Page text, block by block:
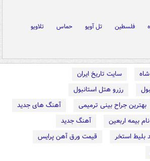
فلسطین تل آویو حماس
تلاویو
سایت تاریخ ایران
رزرو هتل استانبول
بهترین جراح بینی ترمیمی
آهنگ های جدید
بیمه اربعین
آهنگ جدید
بلیط استخر
قیمت ورق آهن پرایس